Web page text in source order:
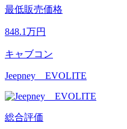
最低販売価格
848.1万円
キャブコン
Jeepney EVOLITE
総合評価